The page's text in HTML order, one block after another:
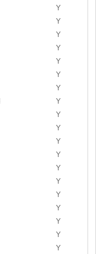
Y
Y
Y
Y
Y
Y
Y
Y
Y
Y
Y
Y
Y
Y
Y
Y
Y
Y
Y